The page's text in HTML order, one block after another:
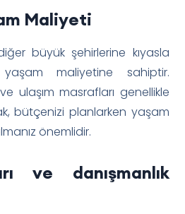
Maliyeti
büyük şehirlerine kıyasla
maliyetine sahiptir.
ulaşım masrafları genellikle
bütçenizi planlarken yaşam
önemlidir.
ve danışmanlık